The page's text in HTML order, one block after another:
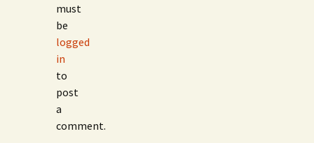
must
be
logged
in
to
post
a
comment.